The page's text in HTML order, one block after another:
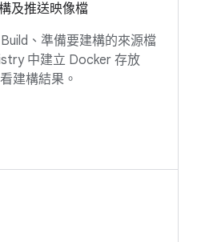
及推送映像檔
、準備要建構的來源檔
中建立 Docker 存放
建構結果。